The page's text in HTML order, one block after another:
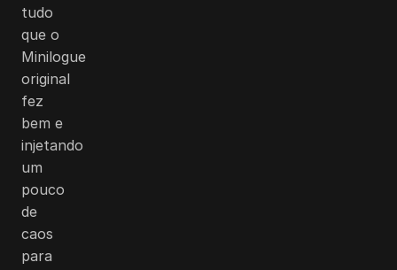
tudo
que o
Minilogue
original
fez
bem e
injetando
um
pouco
de
caos
para